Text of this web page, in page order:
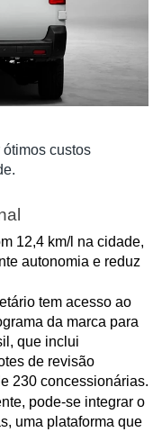
custos
12,4 km/l na cidade,
autonomia e reduz
tem acesso ao
da marca para
que inclui
de revisão
230 concessionárias.
pode-se integrar o
uma plataforma que